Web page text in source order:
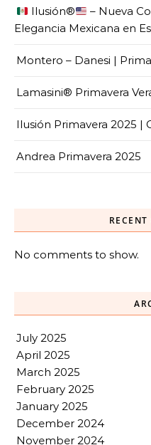
Ilusión®️
– Nueva
Elegancia Mexicana en
Montero – Danesi |
Lamasini® Primavera
Ilusión Primavera 2025 |
Andrea Primavera 2025
No comments to show.
July 2025
April 2025
March 2025
February 2025
January 2025
December 2024
November 2024